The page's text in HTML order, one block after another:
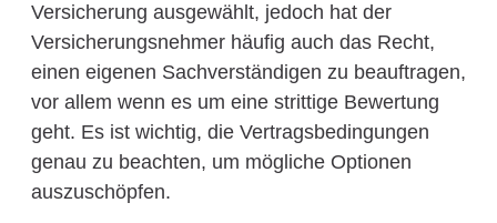
Versicherung ausgewählt, jedoch hat der
Versicherungsnehmer häufig auch das Recht,
einen eigenen Sachverständigen zu beauftragen,
vor allem wenn es um eine strittige Bewertung
geht. Es ist wichtig, die Vertragsbedingungen
genau zu beachten, um mögliche Optionen
auszuschöpfen.